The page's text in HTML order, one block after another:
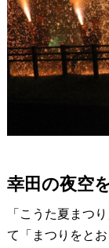
幸田の夜空
「こうた夏まつ
て「まつりをと